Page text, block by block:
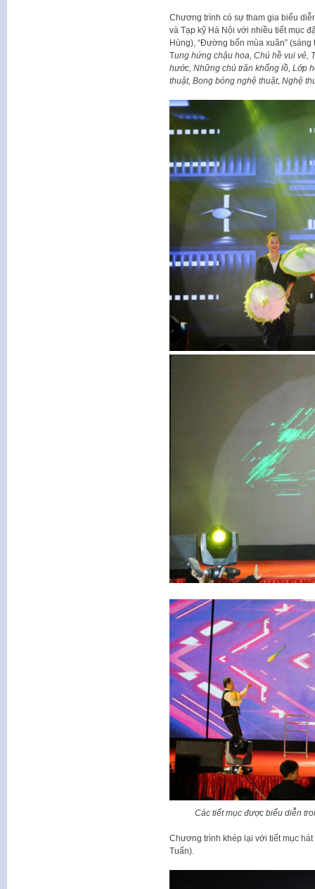
Chương trình có sự tham gia biểu
và Tạp kỹ Hà Nội với nhiều tiết mục
Hùng), “Đường bốn mùa xuân”
Tung hứng chậu hoa, Chú hề vui vẻ,
hước, Những chú trăn khổng lồ, Lớp
thuật, Bong bóng nghệ thuật, Nghệ
Các tiết mục được biểu diễn
Chương trình khép lại với tiết mục
Tuấn).